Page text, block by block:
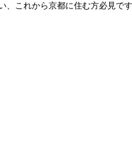
、これから京都に住む方必見です